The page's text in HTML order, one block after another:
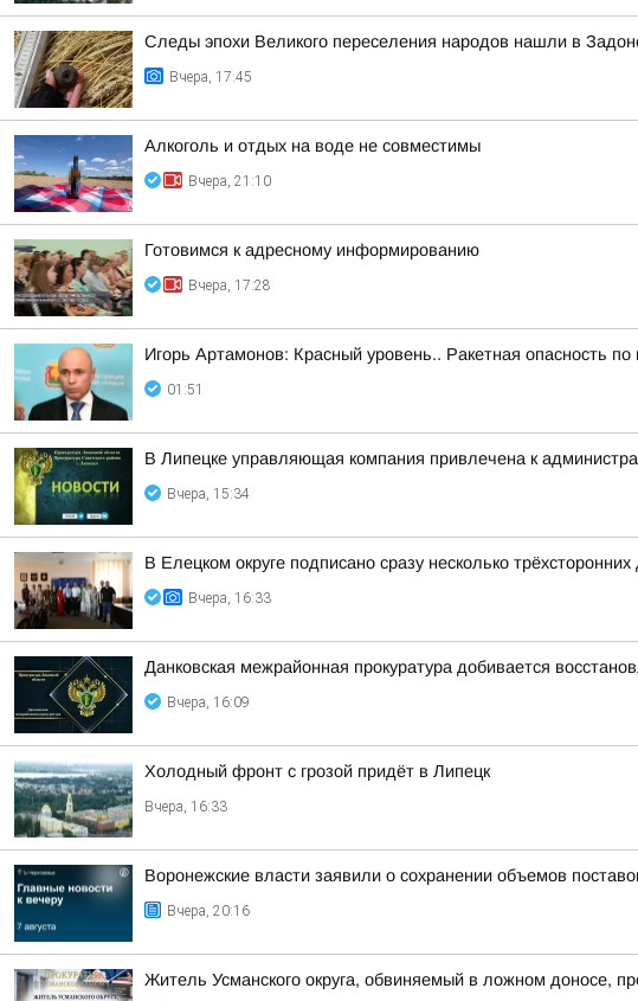
Следы эпохи Великого переселения народов нашли в
Вчера, 17:45
Алкоголь и отдых на воде не совместимы
Вчера, 21:10
Готовимся к адресному информированию
Вчера, 17:28
Игорь Артамонов: Красный уровень.. Ракетная опасность по
01:51
В Липецке управляющая компания привлечена к
Вчера, 15:34
В Елецком округе подписано сразу несколько
Вчера, 16:33
Данковская межрайонная прокуратура добивается
Вчера, 16:09
Холодный фронт с грозой придёт в Липецк
Вчера, 16:33
Воронежские власти заявили о сохранении объемов
Вчера, 20:16
Житель Усманского округа, обвиняемый в ложном доносе,